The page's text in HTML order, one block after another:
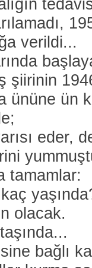
verildi...
şiirinin
ününe ün
eder,
tamamlar:
olacak.
bağlı